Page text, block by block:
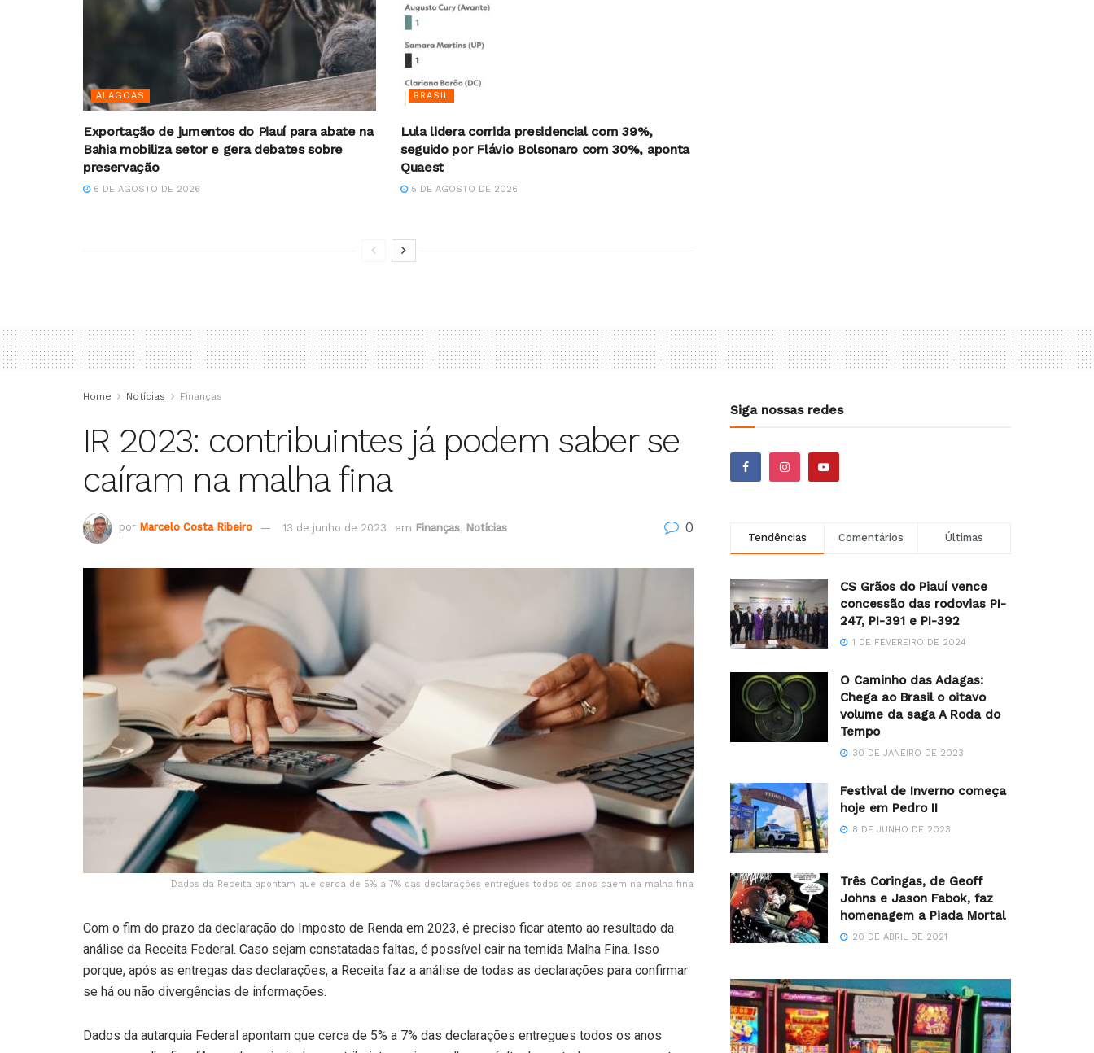
ALAGOAS
Exportação de jumentos do Piauí para abate na
Bahia mobiliza setor e gera debates sobre
preservação
6 DE AGOSTO DE 2026
BRASIL
Lula lidera corrida presidencial com 39%,
seguido por Flávio Bolsonaro com 30%, aponta
Quaest
5 DE AGOSTO DE 2026
Home Notícias Finanças
IR 2023: contribuintes já podem saber se
caíram na malha fina
por Marcelo Costa Ribeiro 13 de junho de 2023 em Finanças, Notícias 0
Dados da Receita apontam que cerca de 5% a 7% das declarações entregues todos os anos caem na malha fina
Com o fim do prazo da declaração do Imposto de Renda em 2023, é preciso ficar atento ao resultado da
análise da Receita Federal. Caso sejam constatadas faltas, é possível cair na temida Malha Fina. Isso
porque, após as entregas das declarações, a Receita faz a análise de todas as declarações para confirmar
se há ou não divergências de informações.
Dados da autarquia Federal apontam que cerca de 5% a 7% das declarações entregues todos os anos
Siga nossas redes
Tendências Comentários Últimas
CS Grãos do Piauí vence
concessão das rodovias PI-
247, PI-391 e PI-392
1 DE FEVEREIRO DE 2024
O Caminho das Adagas:
Chega ao Brasil o oitavo
volume da saga A Roda do
Tempo
30 DE JANEIRO DE 2023
Festival de Inverno começa
hoje em Pedro II
8 DE JUNHO DE 2023
Três Coringas, de Geoff
Johns e Jason Fabok, faz
homenagem a Piada Mortal
20 DE ABRIL DE 2021